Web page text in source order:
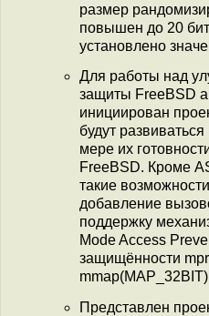
размер
повышен до 20
установлено
Для работы над
защиты FreeBSD
инициирован
будут
мере их
FreeBSD. Кроме
такие
добавление
поддержку
Mode Access
защищённости
Представлен